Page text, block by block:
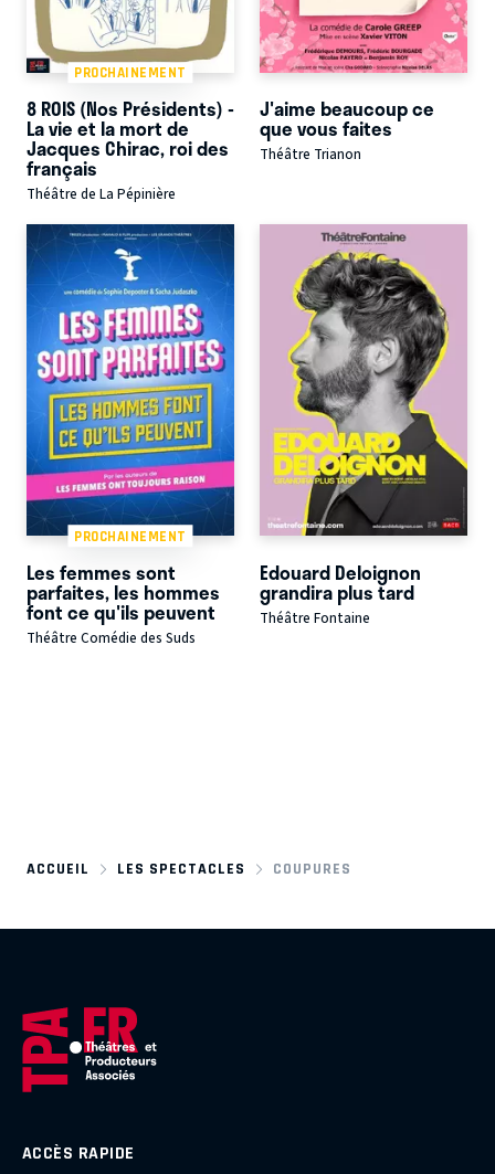
PROCHAINEMENT
8 ROIS (Nos Présidents) -
La vie et la mort de
Jacques Chirac, roi des
français
Théâtre de La Pépinière
J'aime beaucoup ce
que vous faites
Théâtre Trianon
PROCHAINEMENT
Les femmes sont
parfaites, les hommes
font ce qu'ils peuvent
Théâtre Comédie des Suds
Edouard Deloignon
grandira plus tard
Théâtre Fontaine
ACCUEIL LES SPECTACLES COUPURES
ACCÈS RAPIDE